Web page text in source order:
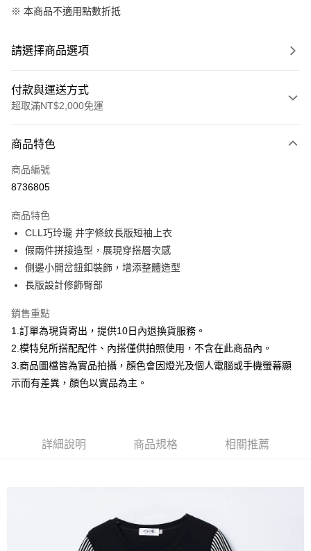
※ 本商品不適用點數折抵
請選擇商品選項
付款與運送方式
超取滿NT$2,000免運
信用卡一次付款
信用卡分期付款
合作金庫商業銀行
華南商業銀行
彰化商業銀行
上海商業儲蓄銀行
台北富邦商業銀行
國泰世華商業銀行
兆豐國際商業銀行
臺灣中小企業銀行
聯邦商業銀行
元大商業銀行
永豐商業銀行
台新國際商業銀行
中國信託商業銀行
台灣樂天信用卡公司
超商取貨付款
LINE Pay
Apple Pay
悠遊付
Google Pay
大哥付你分期
2.付款方式選擇「大哥付你分期」，訂單成立後會自動跳轉到大哥付的交易
流程，驗證手機門號後，選擇欲分期的期數、繳款截止日，確認付款後即完
1.分期款項不併入電信帳單，「大哥付你分期」於每月結算日後寄送繳費提
相關說明
３．安心：先確認商品／服務後，再付款。
【「AFTEE先享後付」結帳流程】
每筆NT$120，滿NT$2,000(含以上)免運費
商品特色
商品編號
8736805
商品特色
CLL巧玲瓏 井字條紋長版短袖上衣
假兩件拼接造型，展現穿搭層次感
側邊小開岔鈕釦裝飾，增添整體造型
長版設計修飾臀部
銷售重點
1.訂單為現貨寄出，提供10日內退換貨服務。
2.模特兒所搭配配件、內搭僅供拍照使用，不含在此商品內。
3.商品圖檔皆為實品拍攝，顏色會因燈光及個人電腦或手機螢幕顯
示而有差異，顏色以實品為主。
詳細說明 商品規格 相關推薦